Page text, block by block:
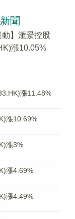
聞
動】滙景控股
漲10.05%
漲11.48%
漲10.69%
漲3%
漲4.69%
漲4.49%